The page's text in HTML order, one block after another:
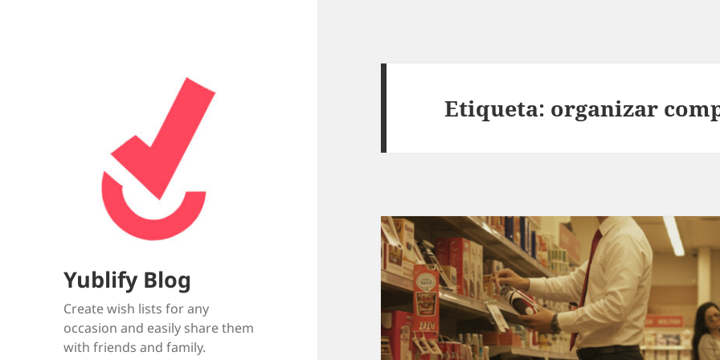
Yublify Blog
Create wish lists for any
occasion and easily share them
with friends and family.
Etiqueta: organizar